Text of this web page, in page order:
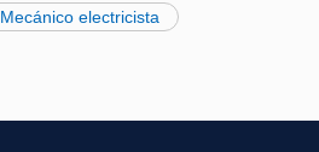
Mecánico electricista